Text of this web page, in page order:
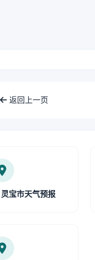
返回上一页
灵宝市天气预报